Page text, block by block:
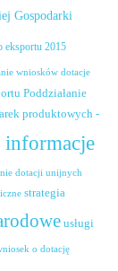
Gospodarki
eksportu 2015
wniosków dotacje
Poddziałanie
produktowych -
informacje
dotacji unijnych
strategia
usługi
o dotację